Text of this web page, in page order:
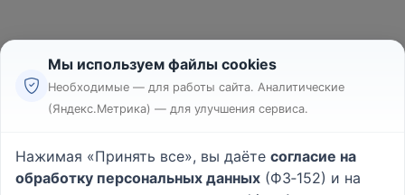
Реклама
Пользовательское соглашение
Политика конфиденциальности
Мы используем файлы cookies
Необходимые — для работы сайта. Аналитические
(Яндекс.Метрика) — для улучшения сервиса.
Нажимая «Принять все», вы даёте согласие на
обработку персональных данных (ФЗ‑152) и на